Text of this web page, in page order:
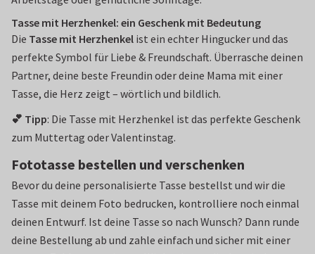
Tasse mit Herzhenkel: ein Geschenk mit Bedeutung
Die Tasse mit Herzhenkel ist ein echter Hingucker und das
perfekte Symbol für Liebe & Freundschaft. Überrasche deinen
Partner, deine beste Freundin oder deine Mama mit einer
Tasse, die Herz zeigt – wörtlich und bildlich.
💕 Tipp: Die Tasse mit Herzhenkel ist das perfekte Geschenk
zum Muttertag oder Valentinstag.
Fototasse bestellen und verschenken
Bevor du deine personalisierte Tasse bestellst und wir die
Tasse mit deinem Foto bedrucken, kontrolliere noch einmal
deinen Entwurf. Ist deine Tasse so nach Wunsch? Dann runde
deine Bestellung ab und zahle einfach und sicher mit einer